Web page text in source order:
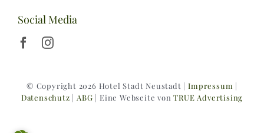
Social Media
© Copyright 2026 Hotel Stadt Neustadt | Impressum |
Datenschutz | ABG | Eine Webseite vonTRUE Advertising